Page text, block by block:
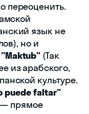
переоценить.
язык не
но и
"Maktub" (Так
из арабского,
культуре.
puede faltar"
— прямое